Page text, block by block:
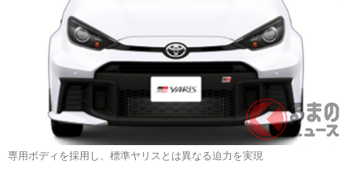
専用ボディを採用し、標準ヤリスとは異なる迫力を実現